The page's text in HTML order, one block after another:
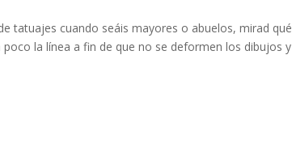
tatuajes cuando seáis mayores o abuelos, mirad qué
la línea a fin de que no se deformen los dibujos y